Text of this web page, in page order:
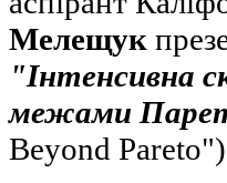
Мелещук
"Інтенсивна
межами
Beyond